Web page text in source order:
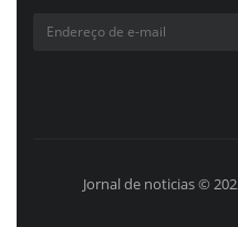
Jornal de noticias ©